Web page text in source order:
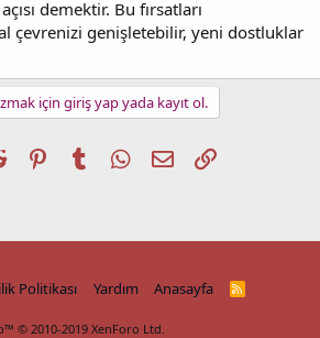
demektir. Bu fırsatları
çevrenizi genişletebilir, yeni dostluklar
için giriş yap yada kayıt ol.
Reddit PinterestTumblrWhatsApp
E-postaLink
Politikası Yardım Anasayfa
R
© 2010-2019 XenForo Ltd.